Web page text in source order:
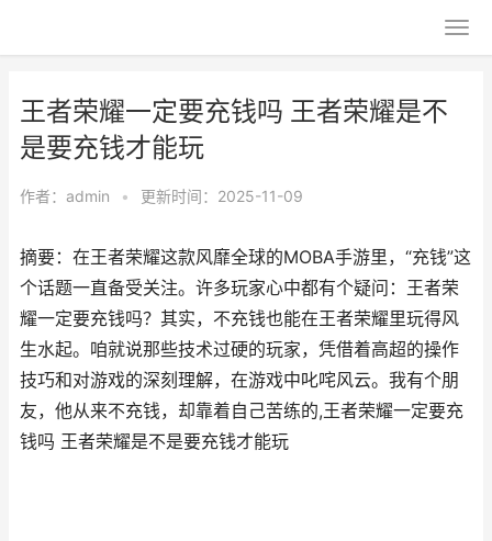
王者荣耀一定要充钱吗 王者荣耀是不
是要充钱才能玩
作者： admin • 更新时间：2025-11-09
摘要：在王者荣耀这款风靡全球的MOBA手游里，“充钱”这
个话题一直备受关注。许多玩家心中都有个疑问：王者荣
耀一定要充钱吗？其实，不充钱也能在王者荣耀里玩得风
生水起。咱就说那些技术过硬的玩家，凭借着高超的操作
技巧和对游戏的深刻理解，在游戏中叱咤风云。我有个朋
友，他从来不充钱，却靠着自己苦练的,王者荣耀一定要充
钱吗 王者荣耀是不是要充钱才能玩